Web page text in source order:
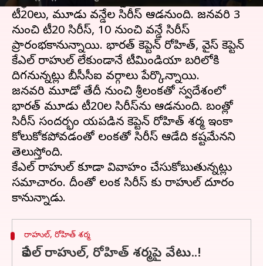
టీ20లు, మూడు వన్డేల సిరీస్ ఆడనుంది. జనవరి 3
నుంచి టీ20 సిరీస్, 10 నుంచి వన్డే సిరీస్
ప్రారంభకానున్నాయి. భారత్ కెప్టెన్ రోహిత్, వైస్ కెప్టెన్
కేఎల్ రాహుల్ లేకుండానే టీమిండియా బరిలోకి
దిగనున్నట్లు బీసీసీఐ వర్గాలు పేర్కొన్నాయి.
జనవరి మూడో తేదీ నుంచి శ్రీలంకతో స్వదేశంలో
భారత్‌ మూడు టీ20ల సిరీస్‌ను ఆడనుంది. బంగ్లాతో
సిరీస్‌ సందర్భంగా గాయపడిన కెప్టెన్‌ రోహిత్ శర్మ ఇంకా
కోలుకోకపోవడంతో లంకతో సిరీస్‌ ఆడేది కష్టమేనని
తెలుస్తోంది.
కేఎల్‌ రాహుల్‌ కూడా వివాహం చేసుకోబుతున్నట్లు
సమాచారం. దీంతో లంక సిరీస్ కు రాహుల్ దూరం
రాహుల్, రోహిత్ శర్మ
కేఎల్ రాహుల్, రోహిత్ శర్మపై వేటు..!